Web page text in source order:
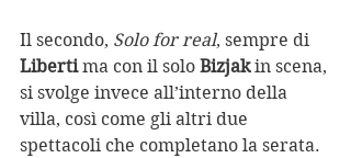
Il secondo, Solo for real, sempre di
Liberti ma con il solo Bizjak in scena,
si svolge invece all’interno della
villa, così come gli altri due
spettacoli che completano la serata.